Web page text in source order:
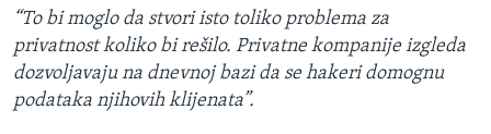
“To bi moglo da stvori isto toliko problema za
privatnost koliko bi rešilo. Privatne kompanije izgleda
dozvoljavaju na dnevnoj bazi da se hakeri domognu
podataka njihovih klijenata”.